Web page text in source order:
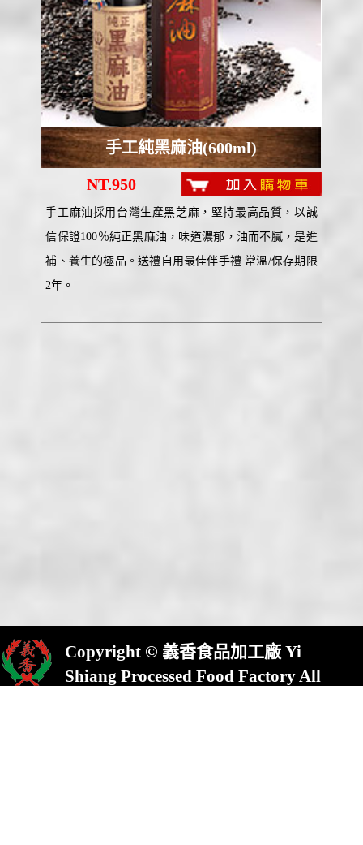
手工純黑麻油(600ml)
NT.950
手工麻油採用台灣生產黑芝麻，堅持最高品質，以誠
信保證100％純正黑麻油，味道濃郁，油而不膩，是進
補、養生的極品。送禮自用最佳伴手禮 常溫/保存期限
2年。
Copyright © 義香食品加工廠 Yi
Shiang Processed Food Factory All